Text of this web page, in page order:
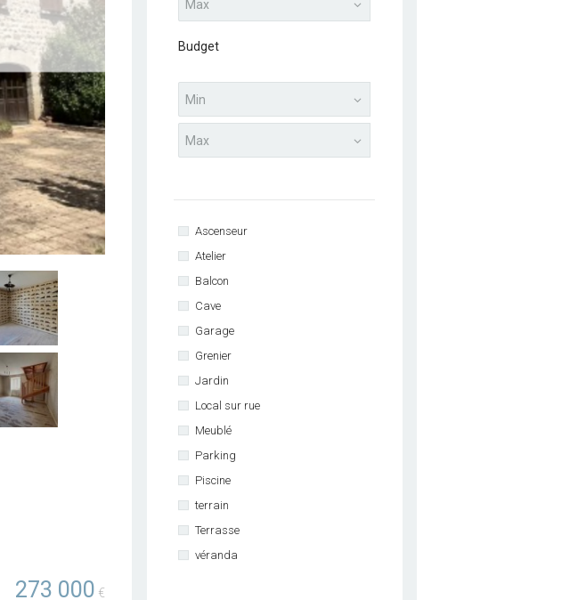
273 000 €
Budget
Ascenseur
Atelier
Balcon
Cave
Garage
Grenier
Jardin
Local sur rue
Meublé
Parking
Piscine
terrain
Terrasse
véranda